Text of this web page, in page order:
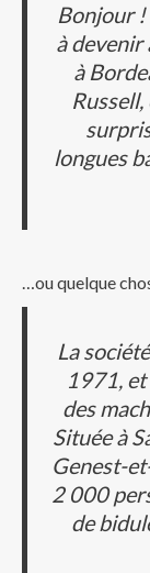
Bonjour !
à devenir
à
Russell,
longues
…ou quelque
La
1971, et
des
Située à
Genest-
2 000
de